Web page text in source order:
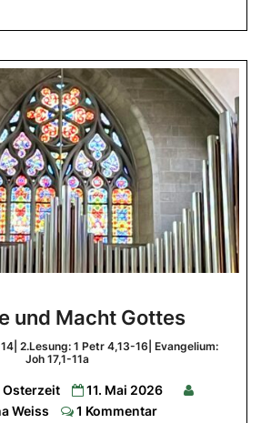
Ehre
und
Gottes
und Macht Gottes
2.Lesung: 1 Petr 4,13-16| Evangelium:
Joh 17,1-11a
Osterzeit
11. Mai 2026
Weiss
Comments
1 Kommentar